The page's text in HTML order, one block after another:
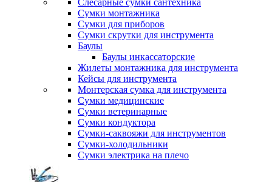
Слесарные сумки сантехника
Сумки монтажника
Сумки для приборов
Сумки скрутки для инструмента
Баулы
Баулы инкассаторские
Жилеты монтажника для инструмента
Кейсы для инструмента
Монтерская сумка для инструмента
Сумки медицинские
Сумки ветеринарные
Сумки кондуктора
Сумки-саквояжи для инструментов
Сумки-холодильники
Сумки электрика на плечо